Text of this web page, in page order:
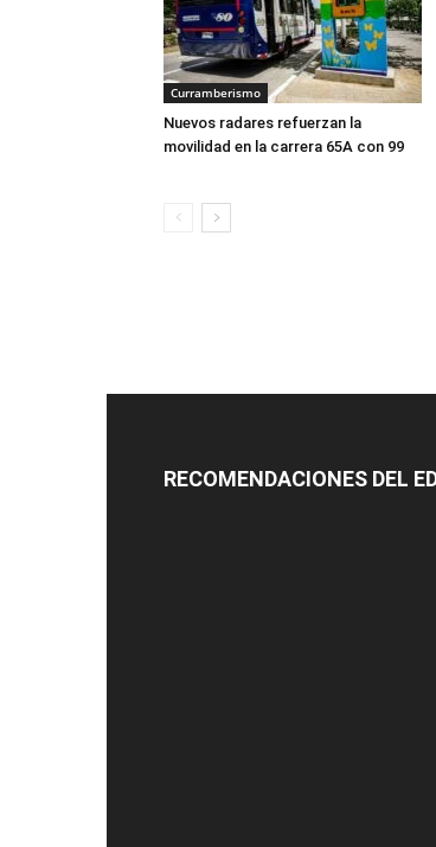
Curramberismo
Nuevos radares refuerzan la
movilidad en la carrera 65A con 99
RECOMENDACIONES DEL